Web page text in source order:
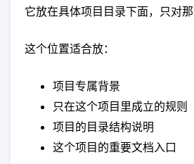
它放在具体项目目录下面，只对那
这个位置适合放：
项目专属背景
只在这个项目里成立的规则
项目的目录结构说明
这个项目的重要文档入口